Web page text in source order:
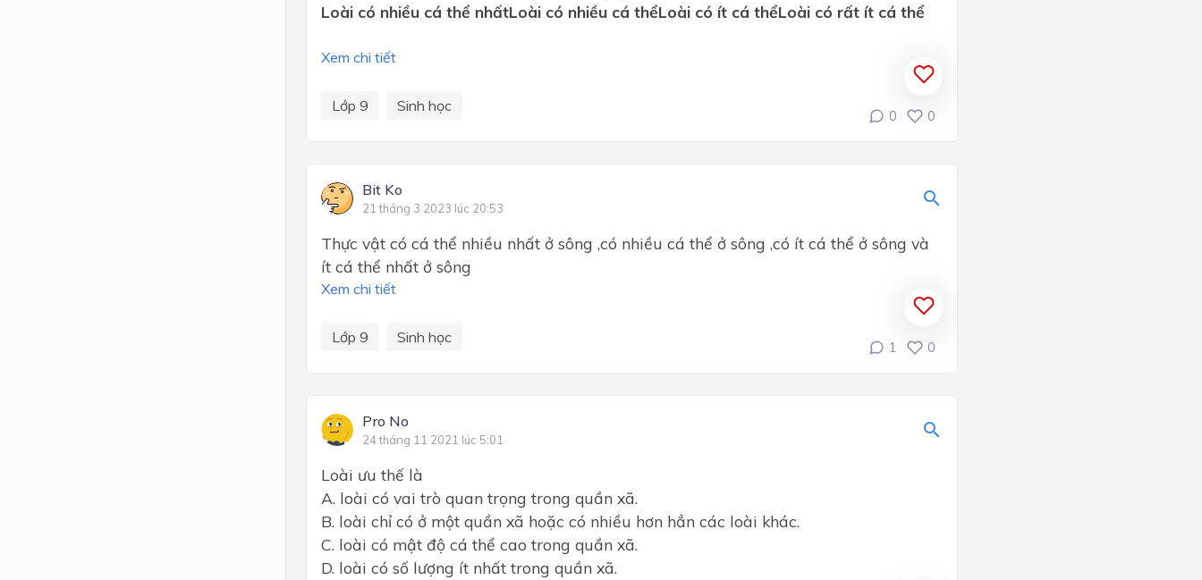
Loài có nhiều cá thể nhấtLoài có nhiều cá thểLoài có ít cá thểLoài có rất ít cá thể
Xem chi tiết
Lớp 9 Sinh học
0 0
Bit Ko
21 tháng 3 2023 lúc 20:53
Thực vật có cá thể nhiều nhất ở sông ,có nhiều cá thể ở sông ,có ít cá thể ở sông và
ít cá thể nhất ở sông
Xem chi tiết
Lớp 9 Sinh học
1 0
Pro No
24 tháng 11 2021 lúc 5:01
Loài ưu thế là
A. loài có vai trò quan trọng trong quần xã.
B. loài chỉ có ở một quần xã hoặc có nhiều hơn hẳn các loài khác.
C. loài có mật độ cá thể cao trong quần xã.
D. loài có số lượng ít nhất trong quần xã.